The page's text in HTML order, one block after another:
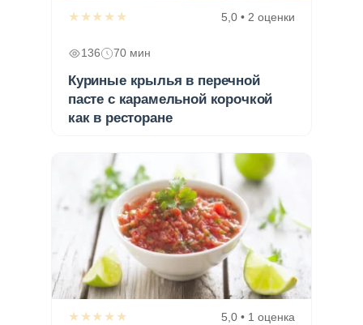
★★★★★ 5,0 • 2 оценки
136 70 мин
Куриные крылья в перечной
пасте с карамельной корочкой
как в ресторане
★★★★★ 5,0 • 1 оценка